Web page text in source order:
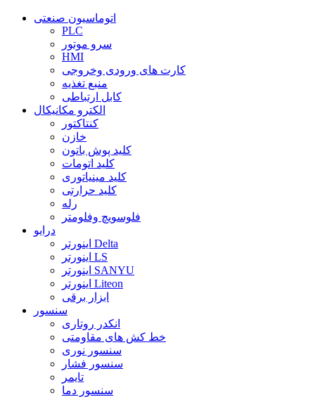
اتوماسیون صنعتی
PLC
سرو موتور
HMI
کارت های ورودی وخروجی
منبع تغذیه
کابل ارتباطی
الکترو مکانیکال
کنتاکتور
خازن
کلید پوش باتون
کلید اتومات
کلید مینیاتوری
کلید حرارتی
رله
فلوسویچ وفلومتر
درایو
اینورتر Delta
اینورتر LS
اینورتر SANYU
اینورتر Liteon
ابزار برقی
سنسور
انکدر روتاری
خط کش های مقاومتی
سنسور نوری
سنسور فشار
تایمر
سنسور دما